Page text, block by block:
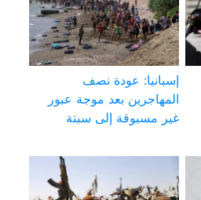
إسبانيا: عودة نصف
المهاجرين بعد موجة عبور
غير مسبوقة إلى سبتة